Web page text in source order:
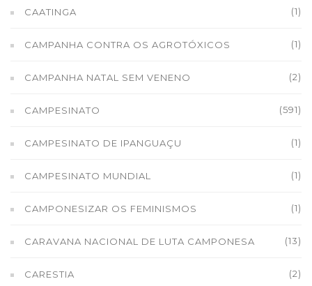
CAATINGA (1)
CAMPANHA CONTRA OS AGROTÓXICOS (1)
CAMPANHA NATAL SEM VENENO (2)
CAMPESINATO (591)
CAMPESINATO DE IPANGUAÇU (1)
CAMPESINATO MUNDIAL (1)
CAMPONESIZAR OS FEMINISMOS (1)
CARAVANA NACIONAL DE LUTA CAMPONESA (13)
CARESTIA (2)